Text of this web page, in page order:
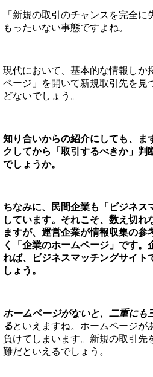
「新規の取引のチャンスを完全
もったいない事態ですよね。
現代において、基本的な情報しか
ページ」を開いて新規取引先を見
どないでしょう。
知り合いからの紹介にしても、ま
クしてから「取引するべきか」判
でしょうか。
ちなみに、民間企業も「ビジネス
しています。それこそ、数え切れ
ますが、運営企業が情報収集の参
く「企業のホームページ」です。
れば、ビジネスマッチングサイト
しょう。
ホームページがないと、二重にも
るといえますね。ホームページが
負けてしまいます。新規の取引先
難だといえるでしょう。